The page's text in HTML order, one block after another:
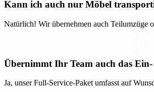
Kann ich auch nur Möbel
Natürlich! Wir übernehmen auch Teilumzüge
Übernimmt Ihr Team auch das
Ja, unser Full-Service-Paket umfasst auf